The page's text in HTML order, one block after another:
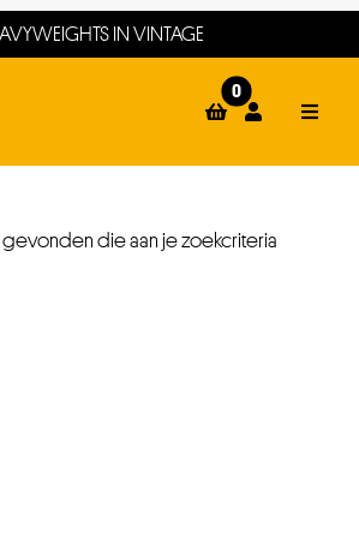
IN VINTAGE
0
Toggle
die aan je zoekcriteria